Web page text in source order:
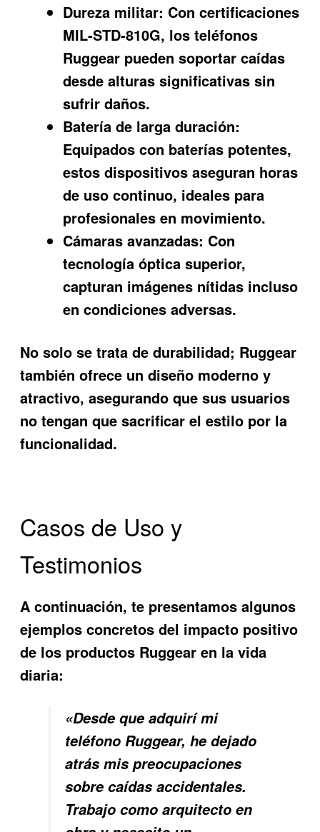
Dureza militar: Con certificaciones
MIL-STD-810G, los teléfonos
Ruggear pueden soportar caídas
desde alturas significativas sin
sufrir daños.
Batería de larga duración:
Equipados con baterías potentes,
estos dispositivos aseguran horas
de uso continuo, ideales para
profesionales en movimiento.
Cámaras avanzadas: Con
tecnología óptica superior,
capturan imágenes nítidas incluso
en condiciones adversas.
No solo se trata de durabilidad; Ruggear
también ofrece un diseño moderno y
atractivo, asegurando que sus usuarios
no tengan que sacrificar el estilo por la
funcionalidad.
Casos de Uso y
Testimonios
A continuación, te presentamos algunos
ejemplos concretos del impacto positivo
de los productos Ruggear en la vida
diaria:
«Desde que adquirí mi
teléfono Ruggear, he dejado
atrás mis preocupaciones
sobre caídas accidentales.
Trabajo como arquitecto en